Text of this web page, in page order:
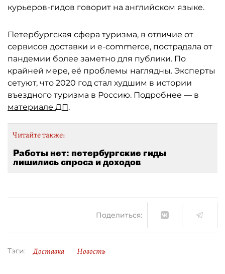
курьеров-гидов говорит на английском языке.
Петербургская сфера туризма, в отличие от
сервисов доставки и e-commerce, пострадала от
пандемии более заметно для публики. По
крайней мере, её проблемы наглядны. Эксперты
сетуют, что 2020 год стал худшим в истории
въездного туризма в Россию. Подробнее — в
материале ДП.
Читайте также:
Работы нет: петербургские гиды
лишились спроса и доходов
Поделиться:
Тэги: Доставка Новость